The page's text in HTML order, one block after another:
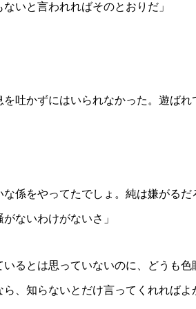
ないと言われればそのとおりだ」
吐かずにはいられなかった。遊ばれ
な係をやってたでしょ。純は嫌がる
ないわけがないさ」
るとは思っていないのに、どうも
、知らないとだけ言ってくれればよ